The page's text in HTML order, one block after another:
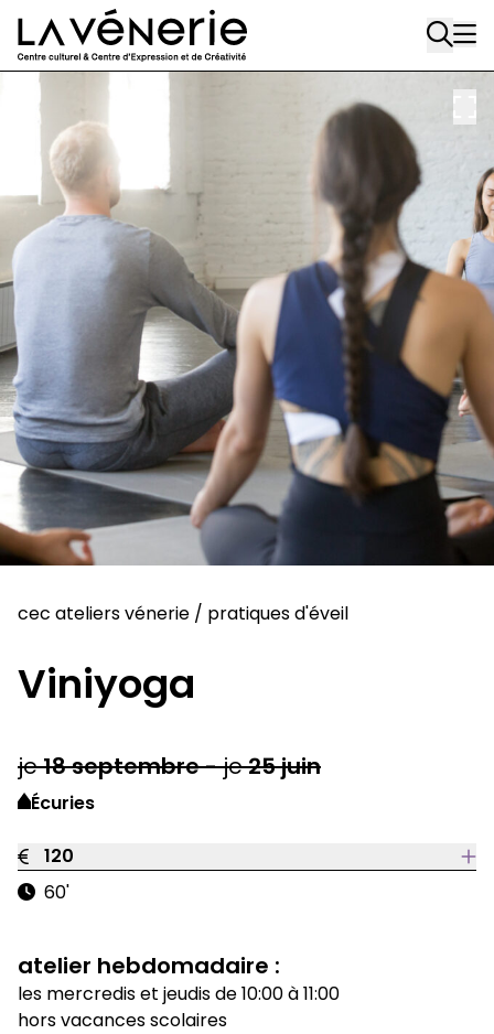
Aller au contenu principal
cec ateliers vénerie / pratiques d'éveil
Viniyoga
je18septembre-je25juin
Écuries
120
60'
atelier hebdomadaire :
les mercredis et jeudis de 10:00 à 11:00
hors vacances scolaires